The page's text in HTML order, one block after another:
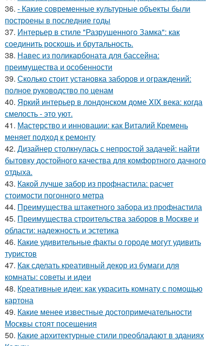
36. - Какие современные культурные объекты были
построены в последние годы
37. Интерьер в стиле "Разрушенного Замка": как
соединить роскошь и брутальность.
38. Навес из поликарбоната для бассейна:
преимущества и особенности
39. Сколько стоит установка заборов и ограждений:
полное руководство по ценам
40. Яркий интерьер в лондонском доме XIX века: когда
смелость - это уют.
41. Мастерство и инновации: как Виталий Кремень
меняет подход к ремонту
42. Дизайнер столкнулась с непростой задачей: найти
бытовку достойного качества для комфортного дачного
отдыха.
43. Какой лучше забор из профнастила: расчет
стоимости погонного метра
44. Преимущества штакетного забора из профнастила
45. Преимущества строительства заборов в Москве и
области: надежность и эстетика
46. Какие удивительные факты о городе могут удивить
туристов
47. Как сделать креативный декор из бумаги для
комнаты: советы и идеи
48. Креативные идеи: как украсить комнату с помощью
картона
49. Какие менее известные достопримечательности
Москвы стоят посещения
50. Какие архитектурные стили преобладают в зданиях